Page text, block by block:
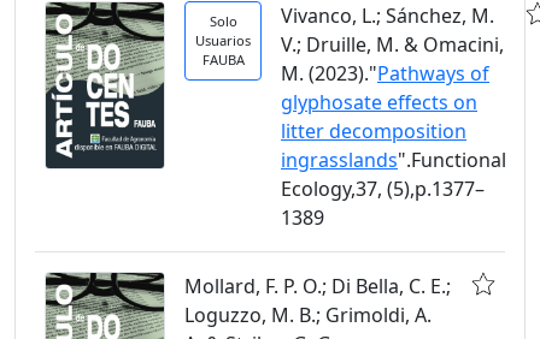
Solo
Usuarios
FAUBA
Vivanco, L.; Sánchez, M.
V.; Druille, M. & Omacini,
M. (2023)."Pathways of
glyphosate effects on
litter decomposition
ingrasslands".Functional
Ecology,37, (5),p.1377–
1389
Mollard, F. P. O.; Di Bella, C. E.;
Loguzzo, M. B.; Grimoldi, A.